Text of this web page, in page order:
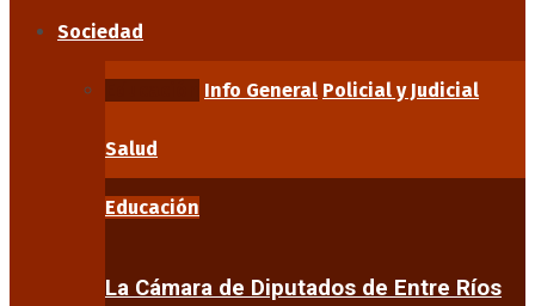
Sociedad
Info General Policial y Judicial
Salud
Educación
La Cámara de Diputados de Entre Ríos